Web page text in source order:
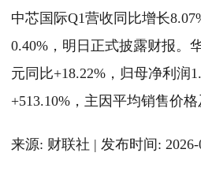
中芯国际Q1营收同比增长
0.40%，明日正式披露财报。
元同比+18.22%，归母净利润
+513.10%，主因平均销售价
来源: 财联社 | 发布时间: 2026-